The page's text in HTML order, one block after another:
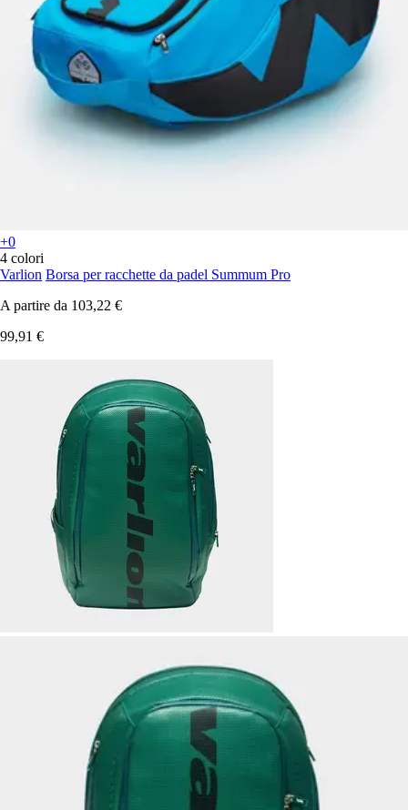
+0
4 colori
Varlion Borsa per racchette da padel Summum Pro
A partire da 103,22 €
99,91 €